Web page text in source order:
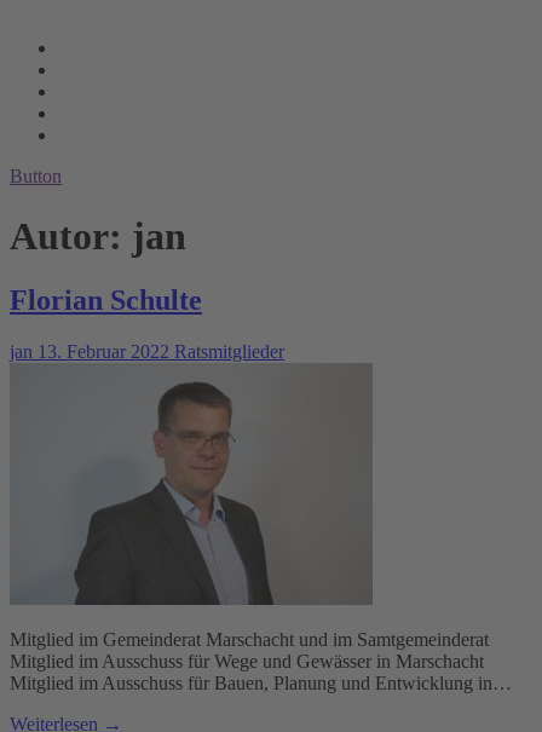
Button
Autor: jan
Florian Schulte
jan 13. Februar 2022 Ratsmitglieder
Mitglied im Gemeinderat Marschacht und im Samtgemeinderat
Mitglied im Ausschuss für Wege und Gewässer in Marschacht
Mitglied im Ausschuss für Bauen, Planung und Entwicklung in…
Weiterlesen →